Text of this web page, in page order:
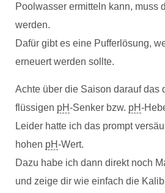
Poolwasser ermitteln kann, muss
werden.
Dafür gibt es eine Pufferlösung,
erneuert werden sollte.
Achte über die Saison darauf das
flüssigen pH-Senker bzw. pH-
Leider hatte ich das prompt
hohen pH-Wert.
Dazu habe ich dann direkt noch
und zeige dir wie einfach die